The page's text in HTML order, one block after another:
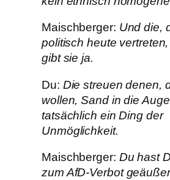
Maischberger: Und die,
politisch heute
gibt sie ja.
Du: Die streuen denen,
wollen, Sand in die
tatsächlich ein Ding der
Unmöglichkeit.
Maischberger: Du hast
zum AfD-Verbot